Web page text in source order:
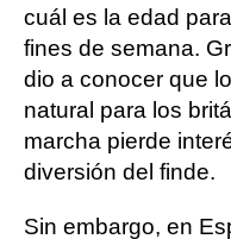
cuál es la edad
fines de semana.
dio a conocer que
natural para los
marcha pierde
diversión del finde.
Sin embargo, en